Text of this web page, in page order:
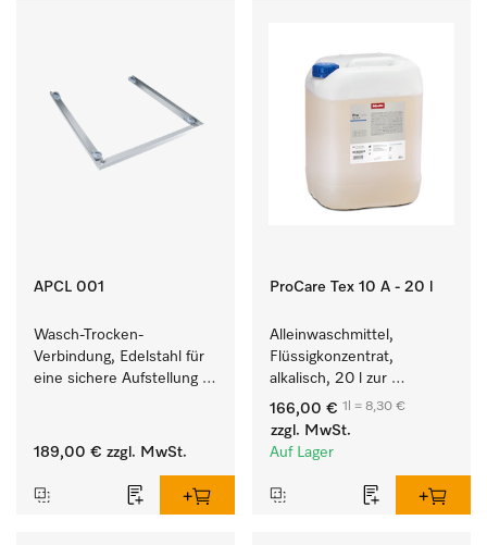
APCL 001
Wasch-Trocken-
Verbindung, Edelstahl für
eine sichere Aufstellung
189,00 € zzgl. MwSt.
ProCare Tex 10 A - 20 l
Alleinwaschmittel,
Flüssigkonzentrat,
alkalisch, 20 l zur
Reinigung weißer Textilien
und farbechter
Buntwäsche.
166,00 € 1l = 8,30 €
zzgl. MwSt.
Auf Lager